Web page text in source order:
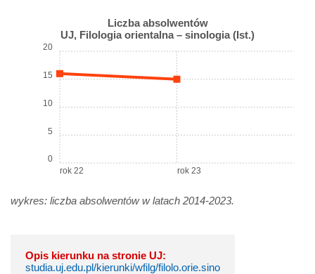
Liczba absolwentów
UJ, Filologia orientalna – sinologia (Ist.)
rok 22 rok 23
0
5
10
15
20
wykres: liczba absolwentów w latach 2014-2023.
Opis kierunku na stronie UJ:
studia.uj.edu.pl/kierunki/wfilg/filolo.orie.sino